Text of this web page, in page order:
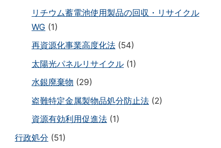
リチウム蓄電池使用製品の回収・リサイクル
WG (1)
再資源化事業高度化法 (54)
太陽光パネルリサイクル (1)
水銀廃棄物 (29)
盗難特定金属製物品処分防止法 (2)
資源有効利用促進法 (1)
行政処分 (51)